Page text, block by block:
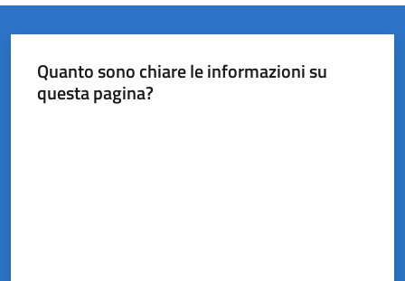
Quanto sono chiare le informazioni su
questa pagina?